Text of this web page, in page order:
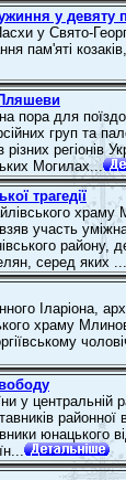
у девяту
у Свято-
пам'яті
пора для
груп та
різних регіонів
Могилах...
трагедії
храму
участь
серед яких ...
Іларіона,
храму
у центральній
юнацького